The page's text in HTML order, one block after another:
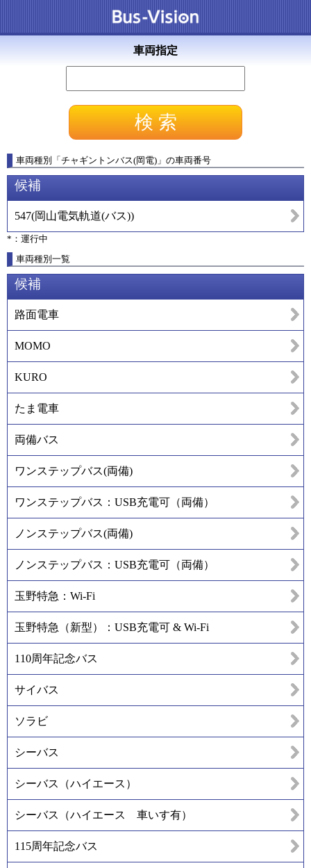
車両指定
車両種別 「 チャギントンバス(岡電) 」 の車両番号
候補
547(岡山電気軌道(バス))
*：運行中
車両種別一覧
候補
路面電車
MOMO
KURO
たま電車
両備バス
ワンステップバス(両備)
ワンステップバス：USB充電可（両備）
ノンステップバス(両備)
ノンステップバス：USB充電可（両備）
玉野特急：Wi-Fi
玉野特急（新型）：USB充電可 & Wi-Fi
110周年記念バス
サイバス
ソラビ
シーバス
シーバス（ハイエース）
シーバス（ハイエース 車いす有）
115周年記念バス